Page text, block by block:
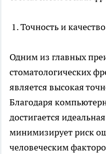
1. Точность и качество
Одним из главных
стоматологических
является высокая
Благодаря
достигается
минимизирует риск
человеческим